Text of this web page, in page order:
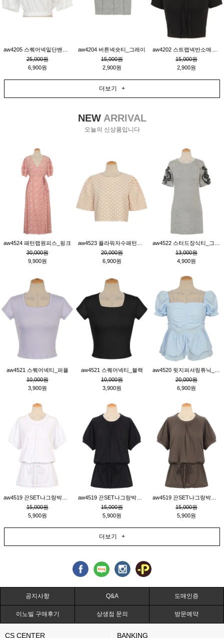
25,000원
6,900원
aw4204 버튼넥숏티_그레이
15,000원
2,900원
15,000원
2,900원
더보기 +
NEWARRIVAL
오늘의 신상품입니다
aw4524 패턴랩원피스_핑크
30,000원
9,900원
20,000원
6,900원
13,000원
4,900원
aw4521 스퀘어넥티_퍼플
10,000원
3,900원
aw4521 스퀘어넥티_블랙
10,000원
3,900원
20,000원
6,900원
15,000원
5,900원
15,000원
5,900원
15,000원
5,900원
더보기 +
공지사항 Q&A 도매인증
이노빌 구매후기 상생점 문의 방문예약
CS CENTER BANKING